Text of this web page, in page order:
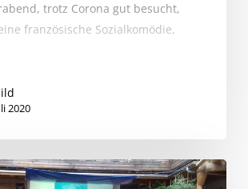
trotz Corona gut besucht,
französische Sozialkomödie,
2020